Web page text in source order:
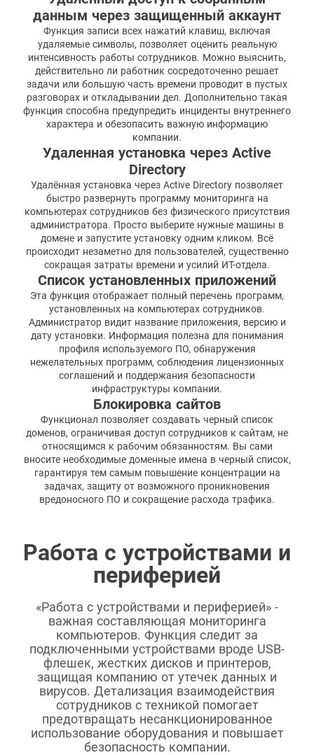
данным через защищенный аккаунт
Функция записи всех нажатий клавиш, включая
удаляемые символы, позволяет оценить реальную
интенсивность работы сотрудников. Можно выяснить,
действительно ли работник сосредоточенно решает
задачи или большую часть времени проводит в пустых
разговорах и откладывании дел. Дополнительно такая
функция способна предупредить инциденты внутреннего
характера и обезопасить важную информацию
компании.
Удаленная установка через Active
Directory
Удалённая установка через Active Directory позволяет
быстро развернуть программу мониторинга на
компьютерах сотрудников без физического присутствия
администратора. Просто выберите нужные машины в
домене и запустите установку одним кликом. Всё
происходит незаметно для пользователей, существенно
сокращая затраты времени и усилий ИТ-отдела.
Список установленных приложений
Эта функция отображает полный перечень программ,
установленных на компьютерах сотрудников.
Администратор видит название приложения, версию и
дату установки. Информация полезна для понимания
профиля используемого ПО, обнаружения
нежелательных программ, соблюдения лицензионных
соглашений и поддержания безопасности
инфраструктуры компании.
Блокировка сайтов
Функционал позволяет создавать черный список
доменов, ограничивая доступ сотрудников к сайтам, не
относящимся к рабочим обязанностям. Вы сами
вносите необходимые доменные имена в черный список,
гарантируя тем самым повышение концентрации на
задачах, защиту от возможного проникновения
вредоносного ПО и сокращение расхода трафика.
Работа с устройствами и
периферией
«Работа с устройствами и периферией» -
важная составляющая мониторинга
компьютеров. Функция следит за
подключенными устройствами вроде USB-
флешек, жестких дисков и принтеров,
защищая компанию от утечек данных и
вирусов. Детализация взаимодействия
сотрудников с техникой помогает
предотвращать несанкционированное
использование оборудования и повышает
безопасность компании.